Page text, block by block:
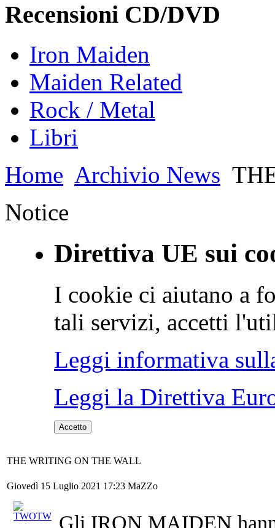
Recensioni CD/DVD
Iron Maiden
Maiden Related
Rock / Metal
Libri
Home Archivio News
Notice
Direttiva UE sui
I cookie ci aiutano a
tali servizi, accetti
Leggi informativa
Leggi la Direttiva
Accetto
THE WRITING ON THE WALL
Giovedì 15 Luglio 2021 17:23 MaZZo
Gli IRON MAIDEN